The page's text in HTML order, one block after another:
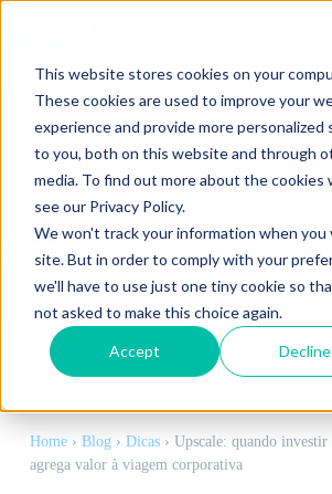
This website stores cookies on your
These cookies are used to improve your
experience and provide more personalized
to you, both on this website and through
media. To find out more about the cookies
see our Privacy Policy.
We won't track your information when you
site. But in order to comply with your
we'll have to use just one tiny cookie so
not asked to make this choice again.
Accept Decline
Blog
Home› Blog› Dicas› Upscale: quando
agrega valor à viagem corporativa